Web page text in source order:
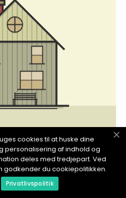
et hus: En dybdegående
cookies til at huske dine
personalisering af indhold og
deles med tredjepart. Ved
godkender du cookiepolitikken.
Privatlivspolitik